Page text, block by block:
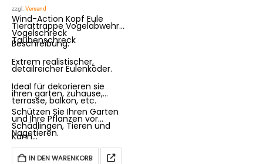
zzgl. Versand
Wind-Action Kopf Eule
Tierattrappe Vogelabwehr
Vogelschreck
Taubenschreck
Beschreibung:
Extrem realistischer,
detailreicher Eulenköder.
Ideal für dekorieren sie
ihren garten, zuhause,
terrasse, balkon, etc.
Schützen Sie Ihren Garten
und Ihre Pflanzen vor
Schädlingen, Tieren und
Nagetieren.
Kann…
IN DEN WARENKORB